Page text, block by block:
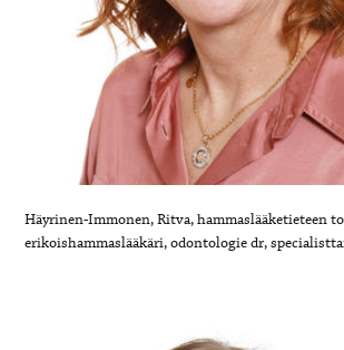
Häyrinen-Immonen, Ritva, hammaslääketieteen
erikoishammaslääkäri, odontologie dr,